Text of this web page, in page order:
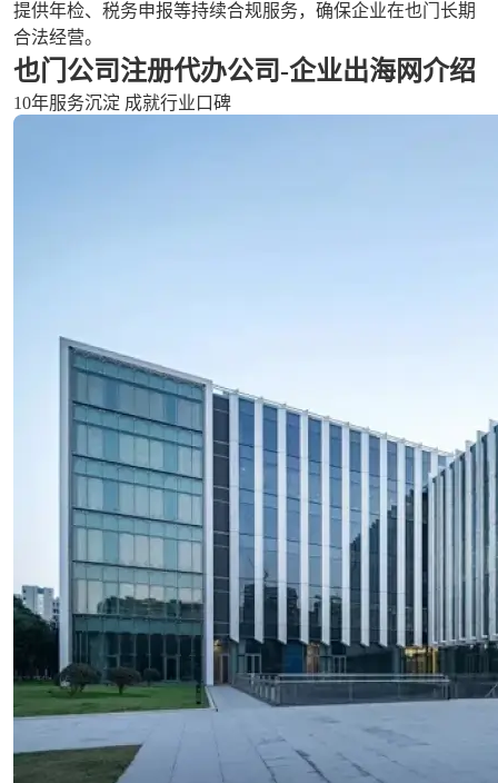
提供年检、税务申报等持续合规服务，确保企业在也门长期
合法经营。
也门公司注册代办公司-企业出海网介绍
10年服务沉淀 成就行业口碑